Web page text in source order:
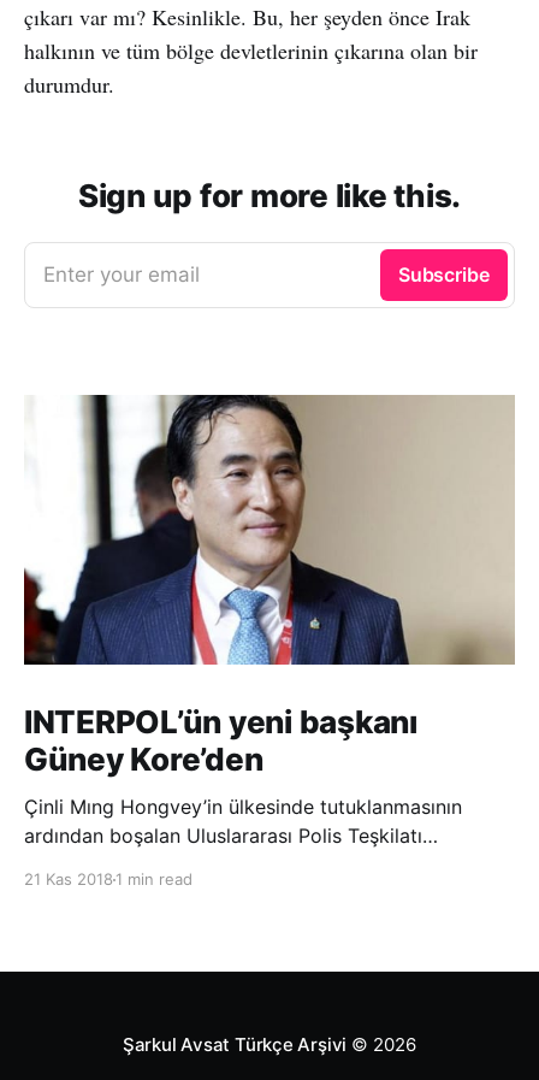
çıkarı var mı? Kesinlikle. Bu, her şeyden önce Irak
halkının ve tüm bölge devletlerinin çıkarına olan bir
durumdur.
Sign up for more like this.
Enter your email Subscribe
INTERPOL’ün yeni başkanı
Güney Kore’den
Çinli Mıng Hongvey’in ülkesinde tutuklanmasının
ardından boşalan Uluslararası Polis Teşkilatı
21 Kas 2018 1 min read
Şarkul Avsat Türkçe Arşivi © 2026